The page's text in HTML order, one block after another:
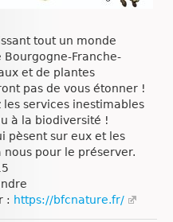
tout un monde
Bourgogne-Franche-
et de plantes
pas de vous étonner !
les services inestimables
à la biodiversité !
pèsent sur eux et les
nous pour le préserver.
: https://bfcnature.fr/